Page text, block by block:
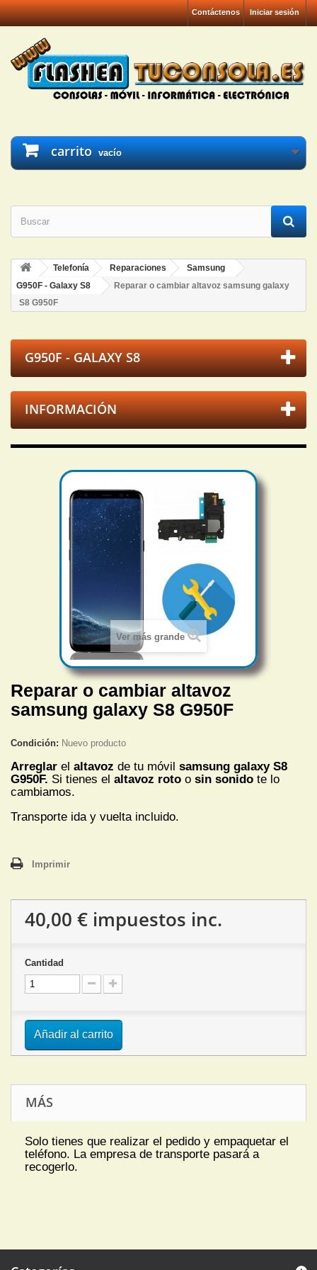
Iniciar sesión
Contáctenos
carrito vacío
Telefonía Reparaciones
Samsung
G950F - Galaxy S8
Reparar o cambiar altavoz samsung galaxy
S8 G950F
G950F - GALAXY S8
INFORMACIÓN
Ver más grande
Reparar o cambiar altavoz
samsung galaxy S8 G950F
Condición: Nuevo producto
Arreglar el altavoz de tu móvil samsung galaxy S8
G950F. Si tienes el altavoz roto o sin sonido te lo
cambiamos.
Transporte ida y vuelta incluido.
Imprimir
40,00 € impuestos inc.
Cantidad
Añadir al carrito
MÁS
Solo tienes que realizar el pedido y empaquetar el
teléfono. La empresa de transporte pasará a
recogerlo.